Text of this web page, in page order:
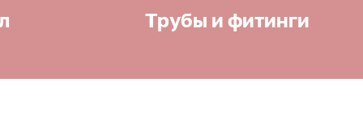
Трубы и фитинги